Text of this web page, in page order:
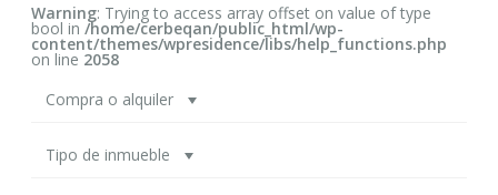
Warning: Trying to access array offset on value of type
bool in /home/cerbeqan/public_html/wp-
content/themes/wpresidence/libs/help_functions.php
on line 2058
Compra o alquiler
Tipo de inmueble